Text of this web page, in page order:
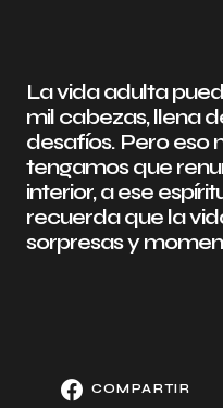
La vida adulta
mil cabezas, llena
desafíos. Pero eso
tengamos que
interior, a ese
recuerda que la
sorpresas y
COMPARTIR